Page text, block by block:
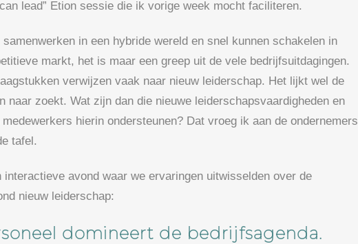
lead” Etion sessie die ik vorige week mocht faciliteren.
in een hybride wereld en snel kunnen schakelen in
markt, het is maar een greep uit de vele bedrijfsuitdagingen.
verwijzen vaak naar nieuw leiderschap. Het lijkt wel de
naar zoekt. Wat zijn dan die nieuwe leiderschapsvaardigheden en
hierin ondersteunen? Dat vroeg ik aan de ondernemers
tafel.
interactieve avond waar we ervaringen uitwisselden over de
nieuw leiderschap:
domineert de bedrijfsagenda.